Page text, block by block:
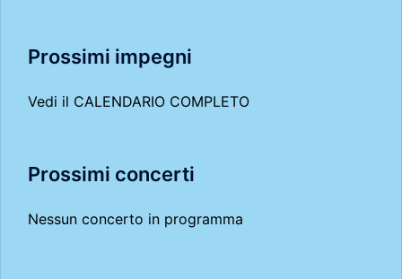
Prossimi impegni
Vedi il CALENDARIO COMPLETO
Prossimi concerti
Nessun concerto in programma